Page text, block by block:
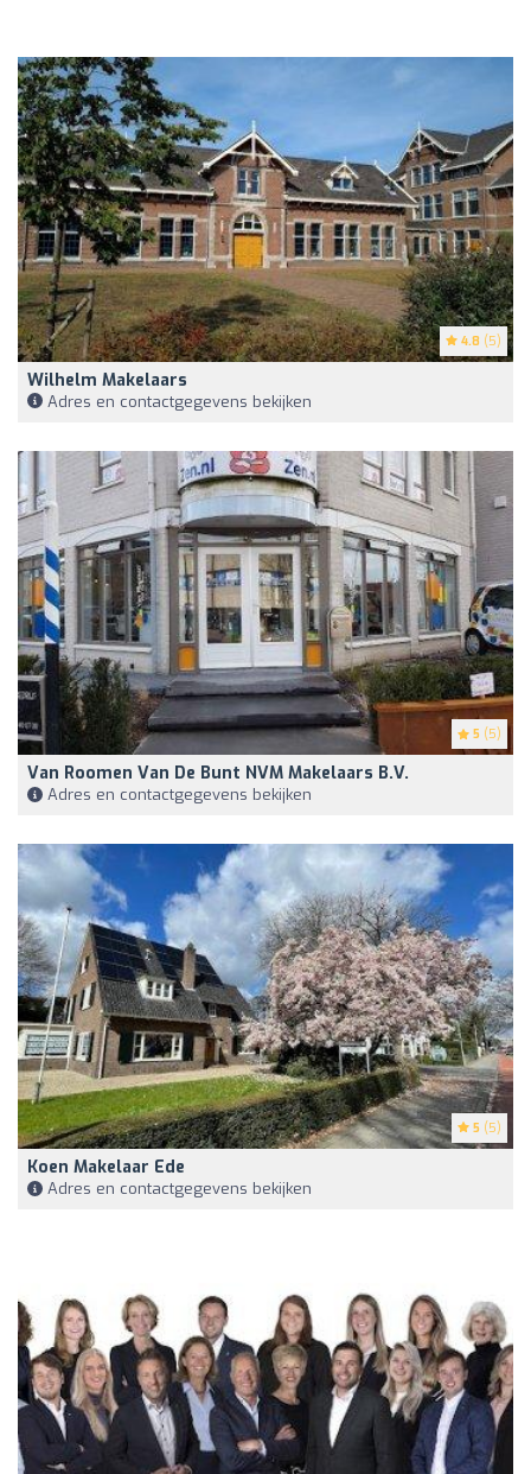
4.8 (5)
Wilhelm Makelaars
Adres en contactgegevens bekijken
5 (5)
Van Roomen Van De Bunt NVM Makelaars B.V.
Adres en contactgegevens bekijken
5 (5)
Koen Makelaar Ede
Adres en contactgegevens bekijken